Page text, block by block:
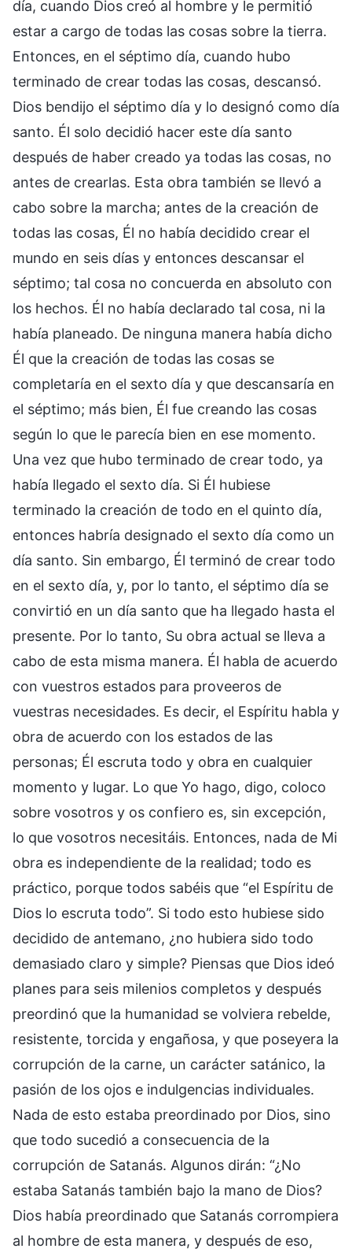
día, cuando Dios creó al hombre y le permitió
estar a cargo de todas las cosas sobre la tierra.
Entonces, en el séptimo día, cuando hubo
terminado de crear todas las cosas, descansó.
Dios bendijo el séptimo día y lo designó como día
santo. Él solo decidió hacer este día santo
después de haber creado ya todas las cosas, no
antes de crearlas. Esta obra también se llevó a
cabo sobre la marcha; antes de la creación de
todas las cosas, Él no había decidido crear el
mundo en seis días y entonces descansar el
séptimo; tal cosa no concuerda en absoluto con
los hechos. Él no había declarado tal cosa, ni la
había planeado. De ninguna manera había dicho
Él que la creación de todas las cosas se
completaría en el sexto día y que descansaría en
el séptimo; más bien, Él fue creando las cosas
según lo que le parecía bien en ese momento.
Una vez que hubo terminado de crear todo, ya
había llegado el sexto día. Si Él hubiese
terminado la creación de todo en el quinto día,
entonces habría designado el sexto día como un
día santo. Sin embargo, Él terminó de crear todo
en el sexto día, y, por lo tanto, el séptimo día se
convirtió en un día santo que ha llegado hasta el
presente. Por lo tanto, Su obra actual se lleva a
cabo de esta misma manera. Él habla de acuerdo
con vuestros estados para proveeros de
vuestras necesidades. Es decir, el Espíritu habla y
obra de acuerdo con los estados de las
personas; Él escruta todo y obra en cualquier
momento y lugar. Lo que Yo hago, digo, coloco
sobre vosotros y os confiero es, sin excepción,
lo que vosotros necesitáis. Entonces, nada de Mi
obra es independiente de la realidad; todo es
práctico, porque todos sabéis que “el Espíritu de
Dios lo escruta todo”. Si todo esto hubiese sido
decidido de antemano, ¿no hubiera sido todo
demasiado claro y simple? Piensas que Dios ideó
planes para seis milenios completos y después
preordinó que la humanidad se volviera rebelde,
resistente, torcida y engañosa, y que poseyera la
corrupción de la carne, un carácter satánico, la
pasión de los ojos e indulgencias individuales.
Nada de esto estaba preordinado por Dios, sino
que todo sucedió a consecuencia de la
corrupción de Satanás. Algunos dirán: “¿No
estaba Satanás también bajo la mano de Dios?
Dios había preordinado que Satanás corrompiera
al hombre de esta manera, y después de eso,